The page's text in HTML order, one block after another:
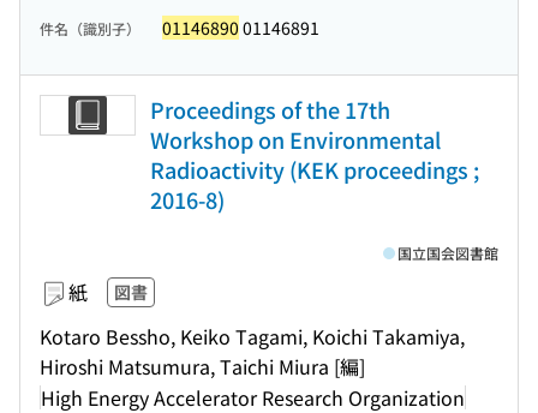
件名（識別子） 01146890 01146891
Proceedings of the 17th
Workshop on Environmental
Radioactivity (KEK proceedings ;
2016-8)
紙 図書
Kotaro Bessho, Keiko Tagami, Koichi Takamiya,
Hiroshi Matsumura, Taichi Miura [編]
High Energy Accelerator Research Organization
国立国会図書館